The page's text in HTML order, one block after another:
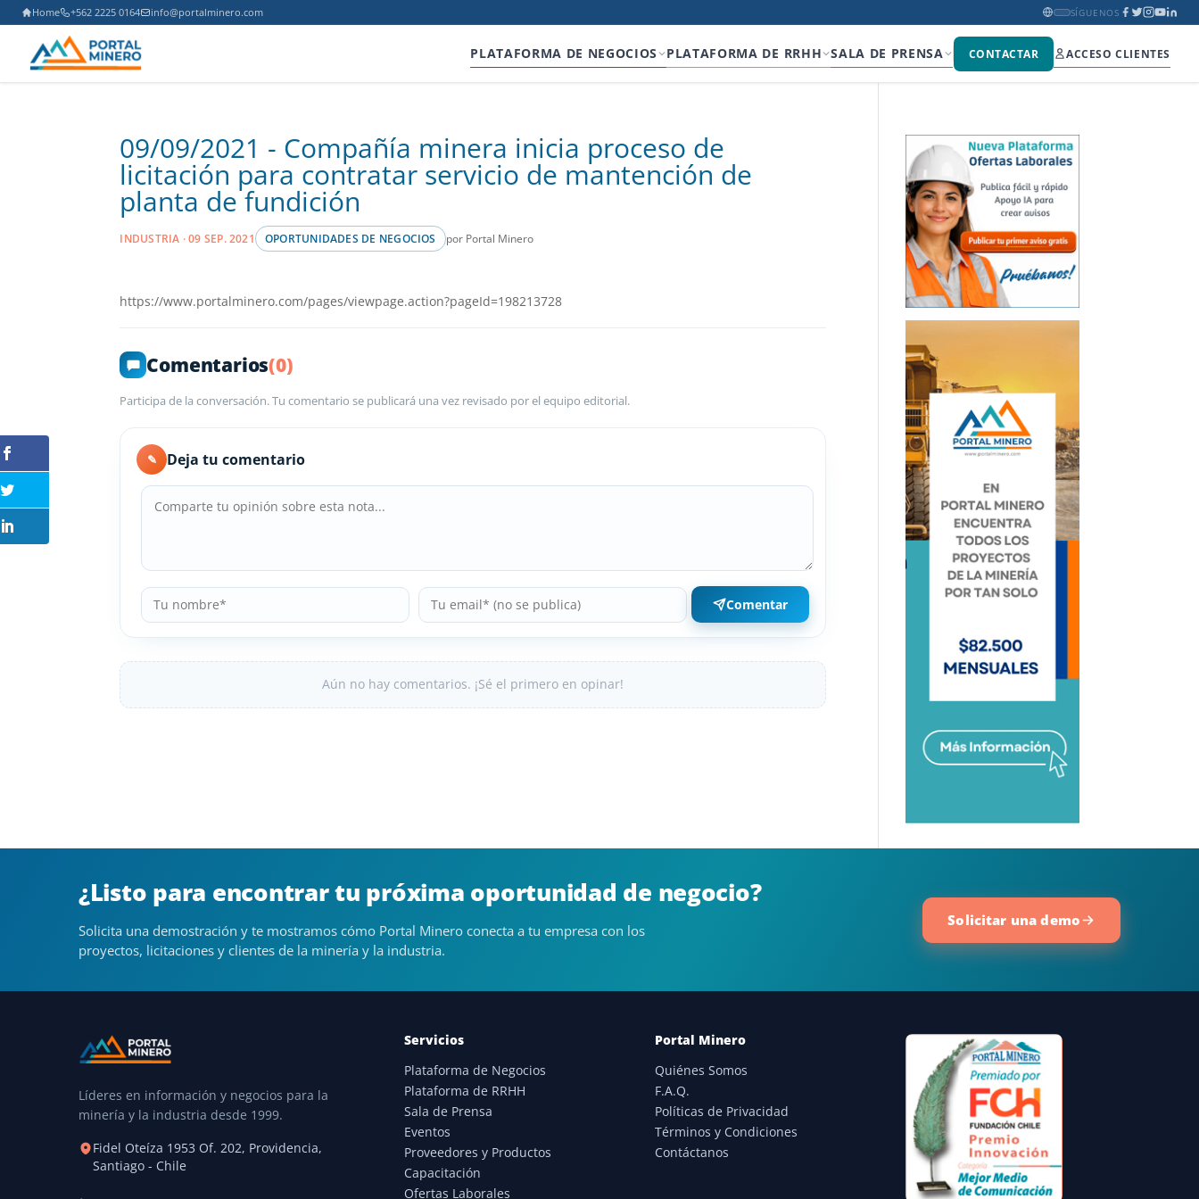
Home +562 2225 0164 info@portalminero.com SÍGUENOS
PLATAFORMA DE NEGOCIOS PLATAFORMA DE RRHH SALA DE PRENSA CONTACTAR ACCESO CLIENTES
09/09/2021 - Compañía minera inicia proceso de
licitación para contratar servicio de mantención de
planta de fundición
INDUSTRIA · 09 SEP. 2021 OPORTUNIDADES DE NEGOCIOS por Portal Minero
https://www.portalminero.com/pages/viewpage.action?pageId=198213728
Comentarios(0)
Participa de la conversación. Tu comentario se publicará una vez revisado por el equipo editorial.
✎ Deja tu comentario
Comentar
Aún no hay comentarios. ¡Sé el primero en opinar!
¿Listo para encontrar tu próxima oportunidad de negocio?
Solicita una demostración y te mostramos cómo Portal Minero conecta a tu empresa con los
proyectos, licitaciones y clientes de la minería y la industria.
Solicitar una demo
Líderes en información y negocios para la
minería y la industria desde 1999.
Fidel Oteíza 1953 Of. 202, Providencia,
Santiago - Chile
Servicios
Plataforma de Negocios
Plataforma de RRHH
Sala de Prensa
Eventos
Proveedores y Productos
Capacitación
Ofertas Laborales
Portal Minero
Quiénes Somos
F.A.Q.
Políticas de Privacidad
Términos y Condiciones
Contáctanos